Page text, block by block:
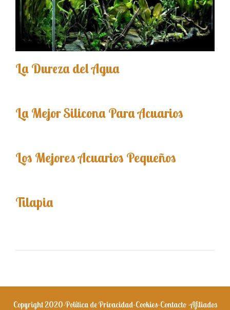
La Dureza del Agua
La Mejor Silicona Para Acuarios
Los Mejores Acuarios Pequeños
Tilapia
Copyright 2020-Política de Privacidad-Cookies-Contacto -Afiliados